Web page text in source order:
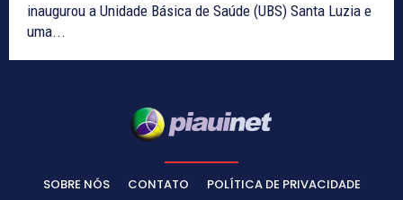
inaugurou a Unidade Básica de Saúde (UBS) Santa Luzia e
uma...
SOBRE NÓS CONTATO POLÍTICA DE PRIVACIDADE